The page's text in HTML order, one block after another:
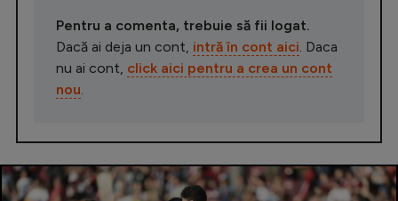
Pentru a comenta, trebuie să fii logat.
Dacă ai deja un cont, intră în cont aici. Daca
nu ai cont, click aici pentru a crea un cont
nou.